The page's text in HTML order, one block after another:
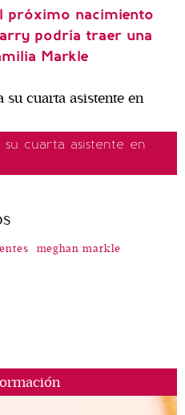
próximo nacimiento
podría traer una
Markle
cuarta asistente en
meghan markle